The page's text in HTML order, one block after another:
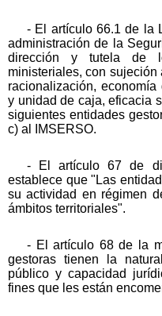
- El artículo 66.1 de la
administración de la
dirección y tutela de
ministeriales, con
racionalización,
y unidad de caja, eficacia
siguientes entidades
c) al IMSERSO.
- El artículo 67 de
establece que "Las
su actividad en régimen
ámbitos territoriales".
- El artículo 68 de la
gestoras tienen la
público y capacidad
fines que les están